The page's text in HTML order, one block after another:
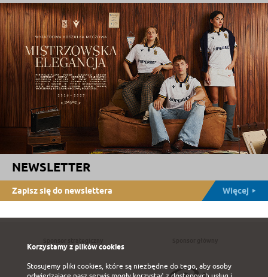
NEWSLETTER
Zapisz się do newslettera Więcej
Korzystamy z plików cookies
Stosujemy pliki cookies, które są niezbędne do tego, aby osoby